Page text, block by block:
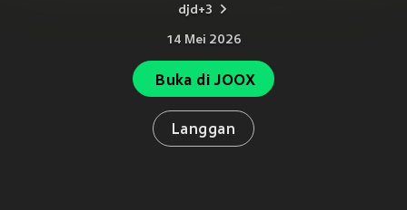
djd+3
14 Mei 2026
Buka di JOOX
Langgan